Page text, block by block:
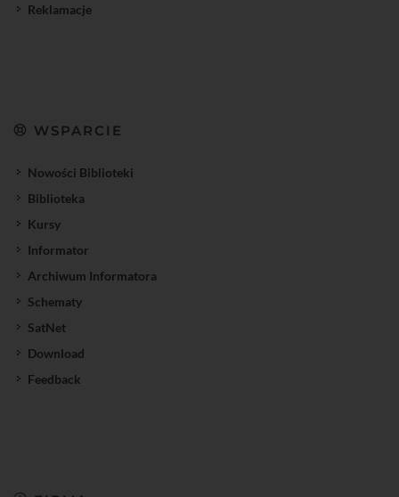
Reklamacje
WSPARCIE
Nowości Biblioteki
Biblioteka
Kursy
Informator
Archiwum Informatora
Schematy
SatNet
Download
Feedback